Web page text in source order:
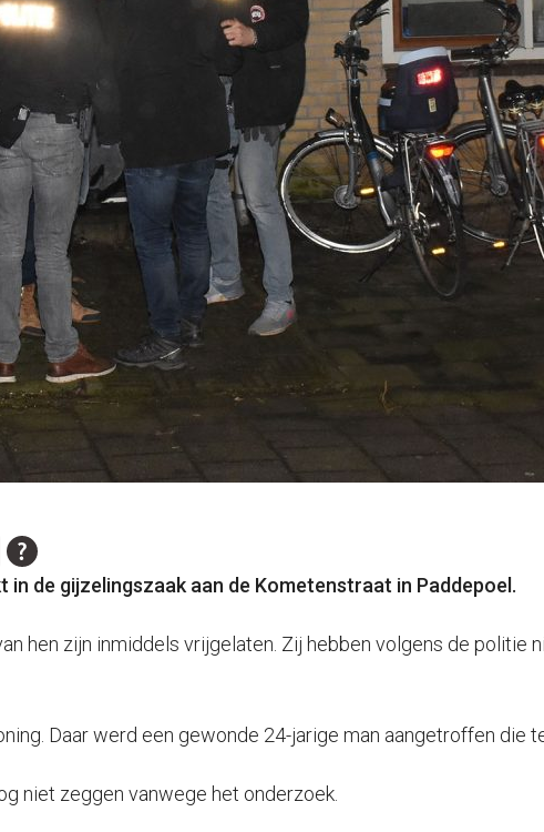
de gijzelingszaak aan de Kometenstraat in Paddepoel.
hen zijn inmiddels vrijgelaten. Zij hebben volgens de politie
Daar werd een gewonde 24-jarige man aangetroffen die
niet zeggen vanwege het onderzoek.